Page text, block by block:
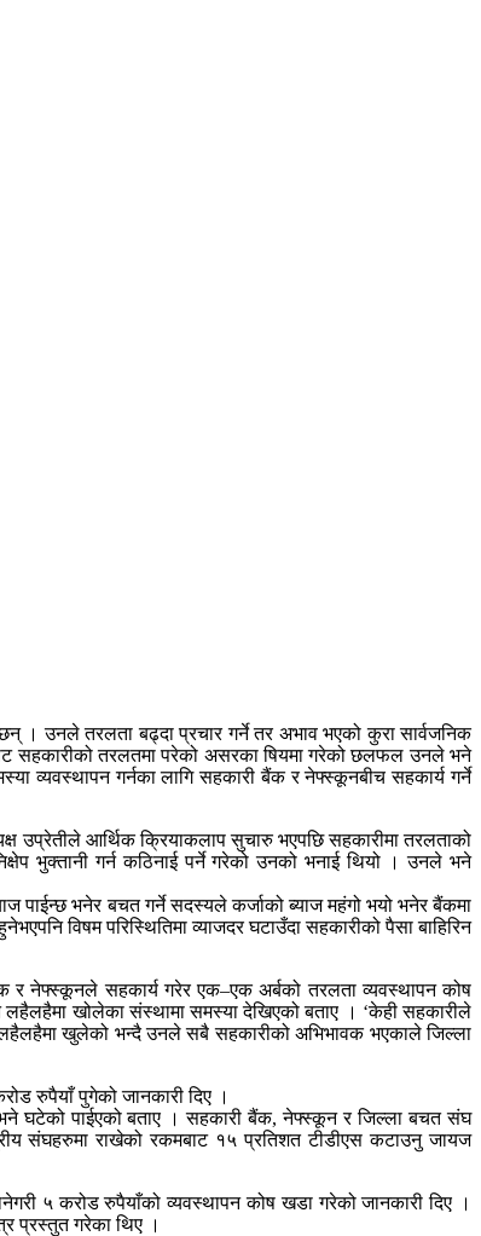
। उनले तरलता बढ्दा प्रचार गर्ने तर अभाव भएको कुरा सार्वजनिक
सहकारीको तरलतमा परेको असरका षियमा गरेको छलफल उनले भने
व्यवस्थापन गर्नका लागि सहकारी बैंक र नेफ्स्कूनबीच सहकार्य गर्ने
उप्रेतीले आर्थिक क्रियाकलाप सुचारु भएपछि सहकारीमा तरलताको
भुक्तानी गर्न कठिनाई पर्ने गरेको उनको भनाई थियो । उनले भने
पाईन्छ भनेर बचत गर्ने सदस्यले कर्जाको ब्याज महंगो भयो भनेर बैंकमा
विषम परिस्थितिमा व्याजदर घटाउँदा सहकारीको पैसा बाहिरिन
र नेफ्स्कूनले सहकार्य गरेर एक–एक अर्बको तरलता व्यवस्थापन कोष
लहैलहैमा खोलेका संस्थामा समस्या देखिएको बताए । ‘केही सहकारीले
लहैलहैमा खुलेको भन्दै उनले सबै सहकारीको अभिभावक भएकाले जिल्ला
रुपैयाँ पुगेको जानकारी दिए ।
घटेको पाईएको बताए । सहकारी बैंक, नेफ्स्कून र जिल्ला बचत संघ
संघहरुमा राखेको रकमबाट १५ प्रतिशत टीडीएस कटाउनु जायज
५ करोड रुपैयाँको व्यवस्थापन कोष खडा गरेको जानकारी दिए ।
प्रस्तुत गरेका थिए ।